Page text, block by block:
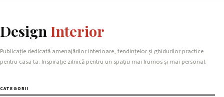
Design Interior
Publicație dedicată amenajărilor interioare, tendințelor și ghidurilor practice
pentru casa ta. Inspirație zilnică pentru un spațiu mai frumos și mai personal.
CATEGORII